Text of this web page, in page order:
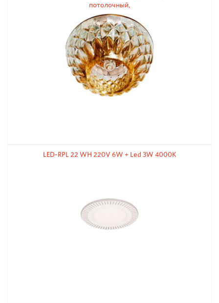
потолочный,
LED-RPL 22 WH 220V 6W + Led 3W 4000K